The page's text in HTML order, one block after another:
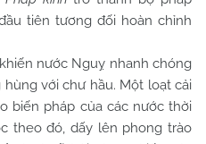
tiên tương đối hoàn chỉnh
nước Nguỵ nhanh chóng
với chư hầu. Một loạt cải
biến pháp của các nước thời
theo đó, dấy lên phong trào